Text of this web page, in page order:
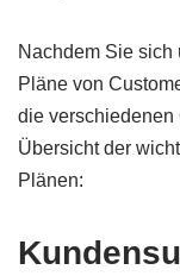
Nachdem Sie sich
Pläne von
die verschiedenen
Übersicht der
Plänen: